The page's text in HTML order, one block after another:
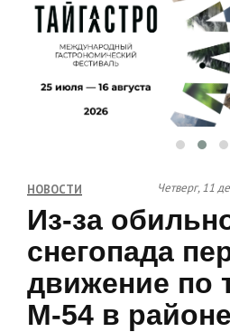
НОВОСТИ Четверг, 11
Из-за
снегопада
движение по
М-54 в